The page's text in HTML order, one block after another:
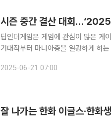
딥인더게임은 게임에 관심이 많은 게
기대작부터 마니아층을 열광하게 하
상 찾아오는 대회가 있죠. 바로 ‘미드
2025-06-21 07:00
잘 나가는 한화 이글스·한